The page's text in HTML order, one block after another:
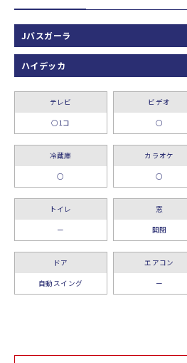
Jバスガーラ
ハイデッカ
テレビ
○1コ
ビデオ
○
冷蔵庫
○
カラオケ
○
トイレ
ー
窓
開閉
ドア
自動スイング
エアコン
ー